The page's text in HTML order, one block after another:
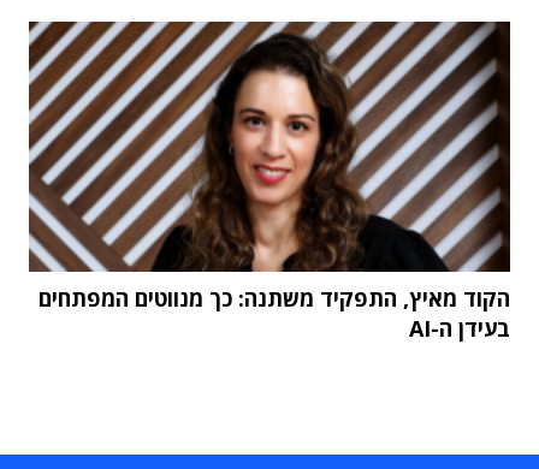
הקוד מאיץ, התפקיד משתנה: כך מנווטים המפתחים
בעידן ה-AI